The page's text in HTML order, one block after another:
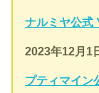
ナルミヤ公式
2023年12月1
プティマイン